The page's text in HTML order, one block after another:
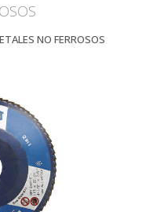
NO FERROSOS